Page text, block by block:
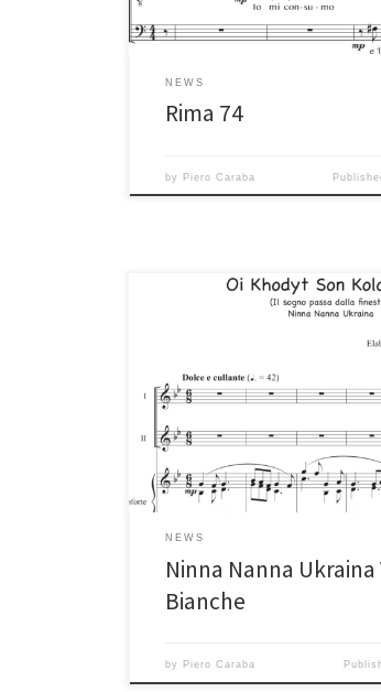
NEWS
Rima 74
by Piero Caraba
NEWS
Ninna Nanna Ukraina
Bianche
by Piero Caraba